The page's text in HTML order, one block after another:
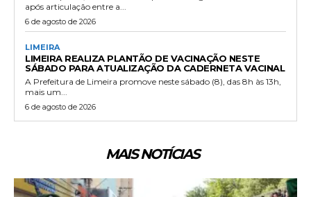
após articulação entre a...
6 de agosto de 2026
LIMEIRA
LIMEIRA REALIZA PLANTÃO DE VACINAÇÃO NESTE
SÁBADO PARA ATUALIZAÇÃO DA CADERNETA VACINAL
A Prefeitura de Limeira promove neste sábado (8), das 8h às 13h,
mais um...
6 de agosto de 2026
MAIS NOTÍCIAS